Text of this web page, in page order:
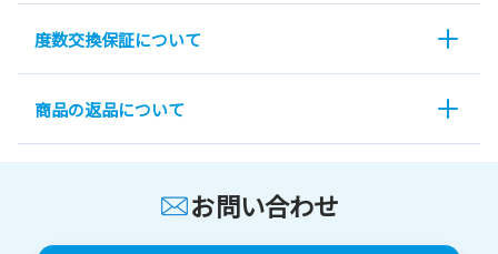
度数交換保証について
商品の返品について
お問い合わせ